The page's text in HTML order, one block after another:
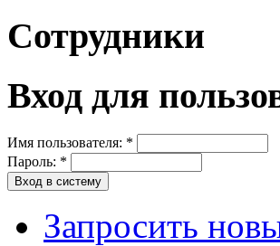
Сотрудники
Вход для
Имя пользователя: *
Пароль: *
Запросить